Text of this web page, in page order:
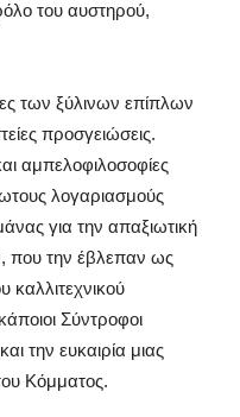
του αυστηρού,
των ξύλινων επίπλων
προσγειώσεις.
αμπελοφιλοσοφίες
λογαριασμούς
για την απαξιωτική
που την έβλεπαν ως
καλλιτεχνικού
Σύντροφοι
την ευκαιρία μιας
Κόμματος.